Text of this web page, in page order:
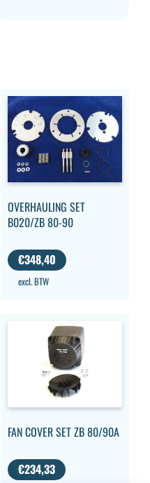
OVERHAULING SET
B020/ZB 80-90
€348,40
excl. BTW
FAN COVER SET ZB 80/90A
€234,33